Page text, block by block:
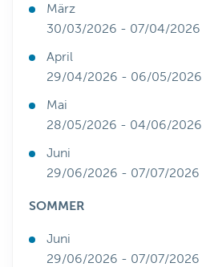
März
30/03/2026 - 07/04/2026
April
29/04/2026 - 06/05/2026
Mai
28/05/2026 - 04/06/2026
Juni
29/06/2026 - 07/07/2026
SOMMER
Juni
29/06/2026 - 07/07/2026